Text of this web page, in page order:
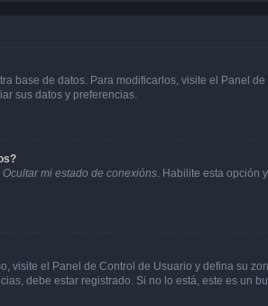
base de datos. Para modificarlos, visite el Panel
sus datos y preferencias.
Ocultar mi estado de conexións. Habilite esta opción
visite el Panel de Control de Usuario y defina su
debe estar registrado. Si no lo está, este es un